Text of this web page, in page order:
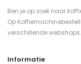
Ben je op zoek naar
Op
verschillende webshops.
Informatie